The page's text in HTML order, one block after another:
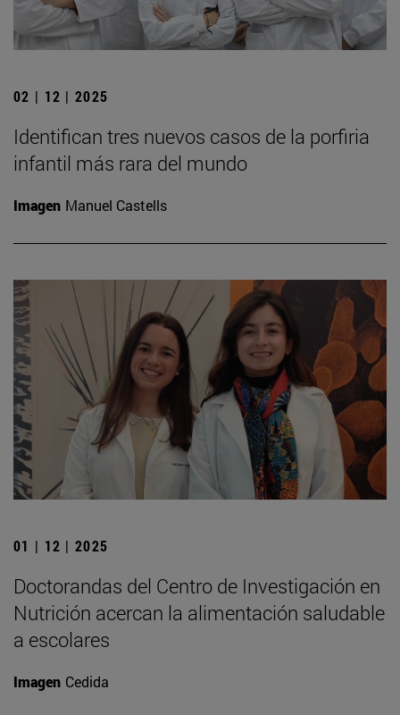
02 | 12 | 2025
Identifican tres nuevos casos de la porfiria
infantil más rara del mundo
Imagen Manuel Castells
01 | 12 | 2025
Doctorandas del Centro de Investigación en
Nutrición acercan la alimentación saludable
a escolares
Imagen Cedida